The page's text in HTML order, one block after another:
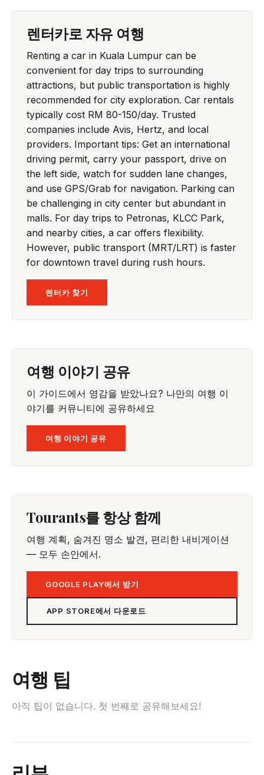
렌터카로 자유 여행
Renting a car in Kuala Lumpur can be
convenient for day trips to surrounding
attractions, but public transportation is highly
recommended for city exploration. Car rentals
typically cost RM 80-150/day. Trusted
companies include Avis, Hertz, and local
providers. Important tips: Get an international
driving permit, carry your passport, drive on
the left side, watch for sudden lane changes,
and use GPS/Grab for navigation. Parking can
be challenging in city center but abundant in
malls. For day trips to Petronas, KLCC Park,
and nearby cities, a car offers flexibility.
However, public transport (MRT/LRT) is faster
for downtown travel during rush hours.
렌터카 찾기
여행 이야기 공유
이 가이드에서 영감을 받았나요? 나만의 여행 이
야기를 커뮤니티에 공유하세요
여행 이야기 공유
Tourants를 항상 함께
여행 계획, 숨겨진 명소 발견, 편리한 내비게이션
— 모두 손안에서.
GOOGLE PLAY에서 받기
APP STORE에서 다운로드
여행 팁
아직 팁이 없습니다. 첫 번째로 공유해보세요!